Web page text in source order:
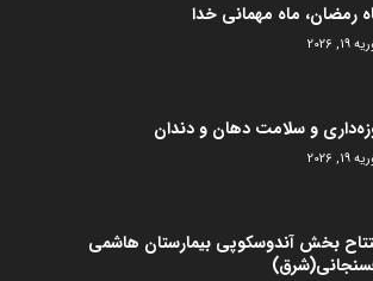
رمضان، ماه مهمانی خدا
19, 2026
و سلامت دهان و دندان
19, 2026
بخش آندوسکوپی بیمارستان هاشمی